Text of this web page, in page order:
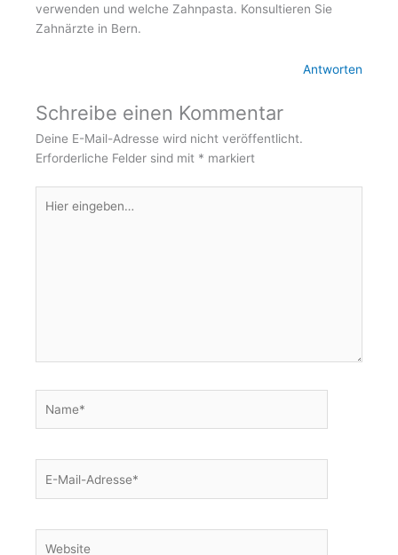
verwenden und welche Zahnpasta. Konsultieren Sie
Zahnärzte in Bern.
Antworten
Schreibe einen Kommentar
Deine E-Mail-Adresse wird nicht veröffentlicht.
Erforderliche Felder sind mit * markiert
eingeben…
Mail-